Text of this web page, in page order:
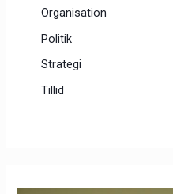
Organisation
Politik
Strategi
Tillid